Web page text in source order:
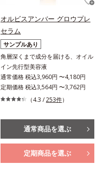
オルビスアンバー グロウプレ
セラム
サンプルあり
角層深くまで成分を届ける、オイル
イン先行型美容液
通常価格 税込3,960円 〜4,180円
定期価格 税込3,564円 〜3,762円
（4.3 /253件）
通常商品を選ぶ
定期商品を選ぶ